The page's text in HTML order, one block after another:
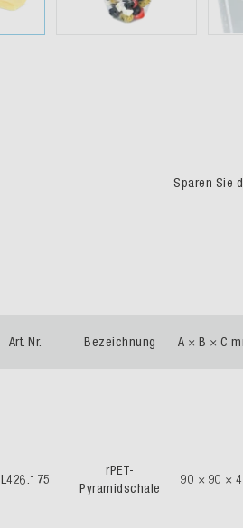
Sparen Sie
Art. Nr. Bezeichnung A × B × C
L426.175
rPET-
Pyramidschale
90 × 90 ×